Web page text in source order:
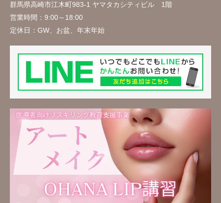
群馬県高崎市江木町983-1 ヤマタカシティビル 1階
営業時間： 9:00～18:00
定休日： GW、お盆、年末年始